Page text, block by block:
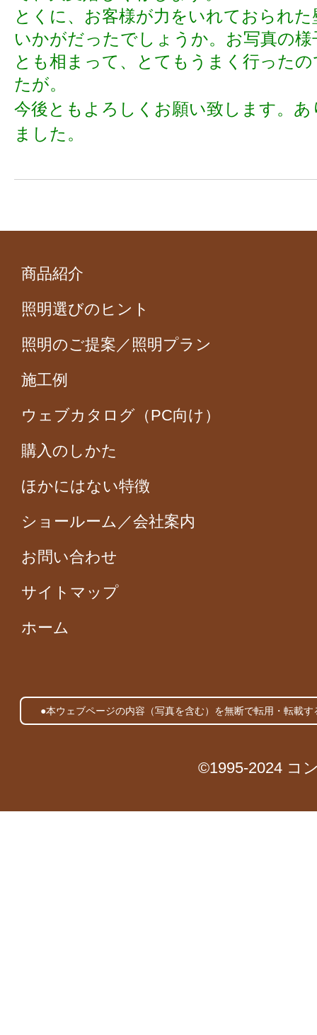
とくに、お客様が力をいれておられ
いかがだったでしょうか。お写真の
とも相まって、とてもうまく行った
たが。
今後ともよろしくお願い致します。 あ
ました。
商品紹介
照明選びのヒント
照明のご提案／照明プラン
施工例
ウェブカタログ（PC向け）
購入のしかた
ほかにはない特徴
ショールーム／会社案内
お問い合わせ
サイトマップ
ホーム
●本ウェブページの内容（写真を含む）を無断で転用・転載
©1995-2024 コ